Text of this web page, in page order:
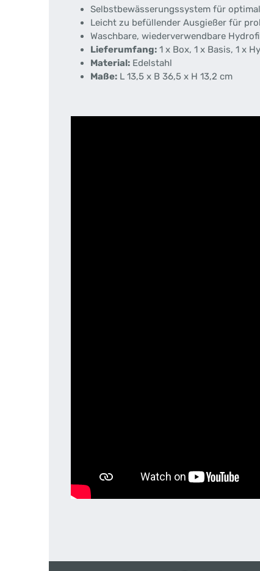
Selbstbewässerungssystem für
Leicht zu befüllender Ausgießer für
Waschbare, wiederverwendbare
Lieferumfang: 1 x Box, 1 x Basis, 1 x
Material: Edelstahl
Maße: L 13,5 x B 36,5 x H 13,2 cm